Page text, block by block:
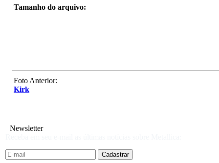
Tamanho do arquivo:
Foto Anterior:
Kirk
Newsletter